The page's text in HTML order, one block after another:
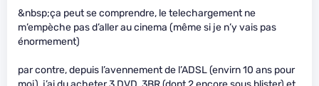
&nbsp;ça peut se comprendre, le telechargement ne
m’empèche pas d’aller au cinema (même si je n’y vais pas
énormement)
par contre, depuis l’avennement de l’ADSL (envirn 10 ans pour